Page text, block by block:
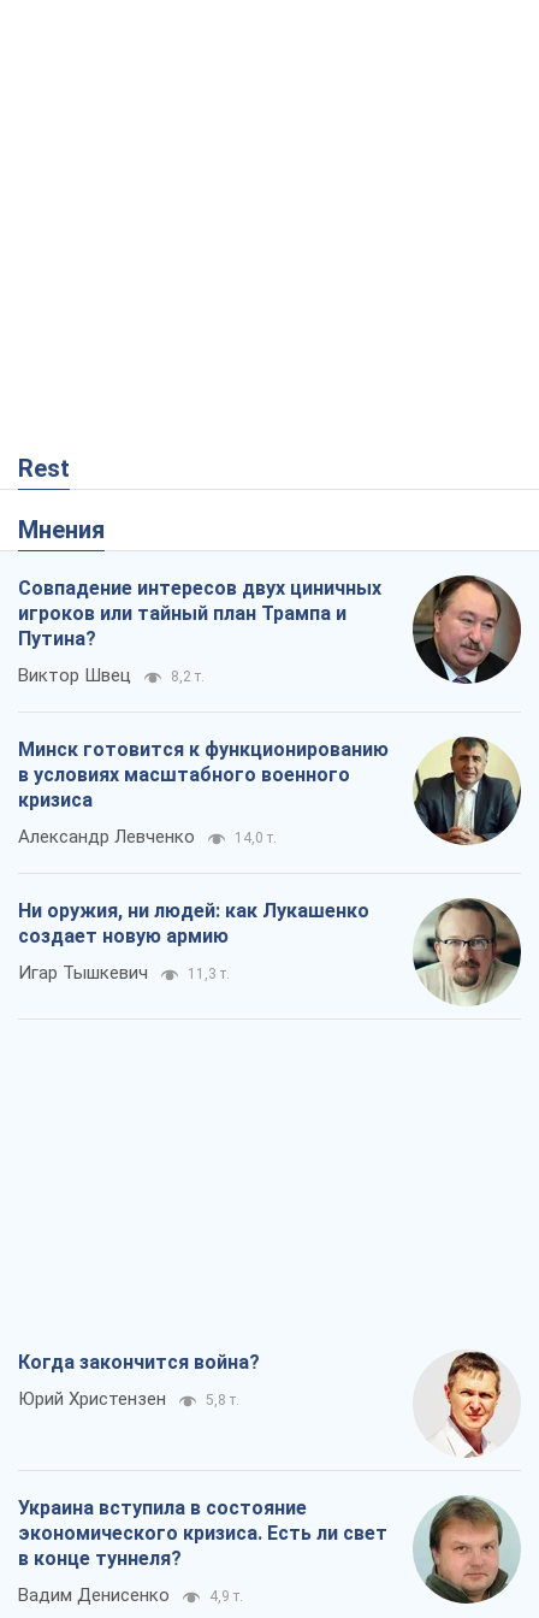
Rest
Мнения
Совпадение интересов двух циничных
игроков или тайный план Трампа и
Путина?
Виктор Швец 8,2 т.
Минск готовится к функционированию
в условиях масштабного военного
кризиса
Александр Левченко 14,0 т.
Ни оружия, ни людей: как Лукашенко
создает новую армию
Игар Тышкевич 11,3 т.
Когда закончится война?
Юрий Христензен 5,8 т.
Украина вступила в состояние
экономического кризиса. Есть ли свет
в конце туннеля?
Вадим Денисенко 4,9 т.